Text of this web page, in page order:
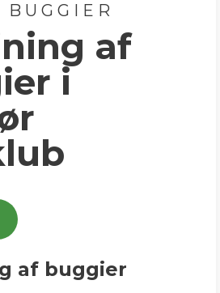
af
i
af buggier